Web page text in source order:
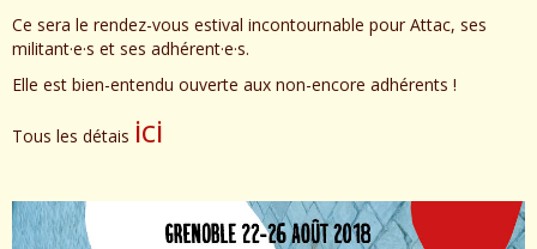
Ce sera le rendez-vous estival incontournable pour Attac, ses
militant·e·s et ses adhérent·e·s.
Elle est bien-entendu ouverte aux non-encore adhérents !
Tous les détais ici